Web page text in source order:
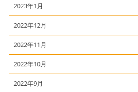
2023年1月
2022年12月
2022年11月
2022年10月
2022年9月